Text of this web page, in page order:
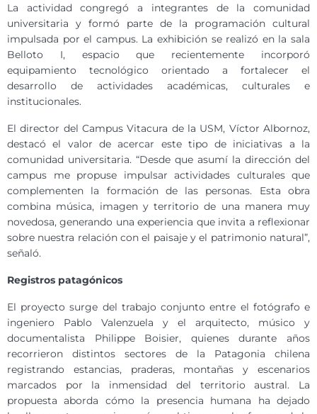
La actividad congregó a integrantes de la comunidad
universitaria y formó parte de la programación cultural
impulsada por el campus. La exhibición se realizó en la sala
Belloto I, espacio que recientemente incorporó
equipamiento tecnológico orientado a fortalecer el
desarrollo de actividades académicas, culturales e
institucionales.
El director del Campus Vitacura de la USM, Víctor Albornoz,
destacó el valor de acercar este tipo de iniciativas a la
comunidad universitaria. “Desde que asumí la dirección del
campus me propuse impulsar actividades culturales que
complementen la formación de las personas. Esta obra
combina música, imagen y territorio de una manera muy
novedosa, generando una experiencia que invita a reflexionar
sobre nuestra relación con el paisaje y el patrimonio natural”,
señaló.
Registros patagónicos
El proyecto surge del trabajo conjunto entre el fotógrafo e
ingeniero Pablo Valenzuela y el arquitecto, músico y
documentalista Philippe Boisier, quienes durante años
recorrieron distintos sectores de la Patagonia chilena
registrando estancias, praderas, montañas y escenarios
marcados por la inmensidad del territorio austral. La
propuesta aborda cómo la presencia humana ha dejado